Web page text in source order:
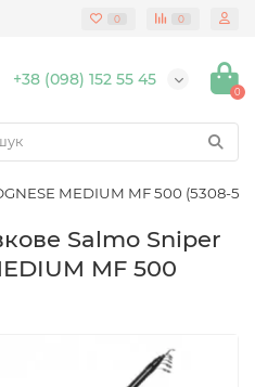
0 0
+38 (098) 152 55 45
0
MEDIUM MF 500 (5308-
Salmo Sniper
MF 500